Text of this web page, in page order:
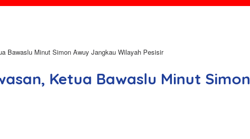
Bawaslu Minut Simon Awuy Jangkau Wilayah Pesisir
Ketua Bawaslu Minut